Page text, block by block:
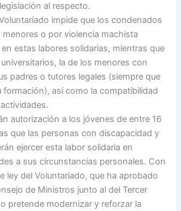
al respecto.
impide que los condenados
o por violencia machista
estas labores solidarias, mientras que
la de los menores con
padres o tutores legales (siempre que
formación), así como la compatibilidad
autorización a los jóvenes de entre 16
que las personas con discapacidad y
ejercer esta labor solidaria en
a sus circunstancias personales. Con
ley del Voluntariado, que ha aprobado
de Ministros junto al del Tercer
pretende modernizar y reforzar la